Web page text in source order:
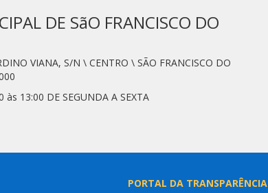
DE SãO FRANCISCO DO
VIANA, S/N \ CENTRO \ SÃO FRANCISCO DO
13:00 DE SEGUNDA A SEXTA
PORTAL DA TRANSPARÊNCIA